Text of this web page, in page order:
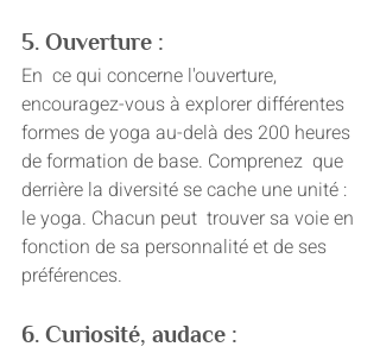
5. Ouverture :
En  ce qui concerne l'ouverture,
encouragez-vous à explorer différentes
formes de yoga au-delà des 200 heures
de formation de base. Comprenez  que
derrière la diversité se cache une unité :
le yoga. Chacun peut  trouver sa voie en
fonction de sa personnalité et de ses
préférences.
6. Curiosité, audace :